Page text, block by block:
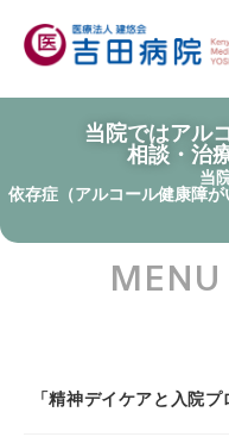
当院ではアル
相談・治
当
依存症（アルコール健康障
「精神デイケアと入院